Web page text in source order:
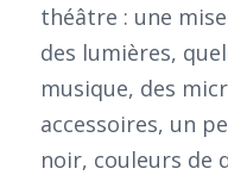
théâtre : une
des lumières,
musique, des
accessoires, un
noir, couleurs de